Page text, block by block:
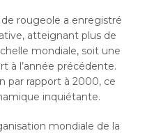
rougeole a enregistré
atteignant plus de
mondiale, soit une
à l’année précédente.
par rapport à 2000, ce
inquiétante.
mondiale de la